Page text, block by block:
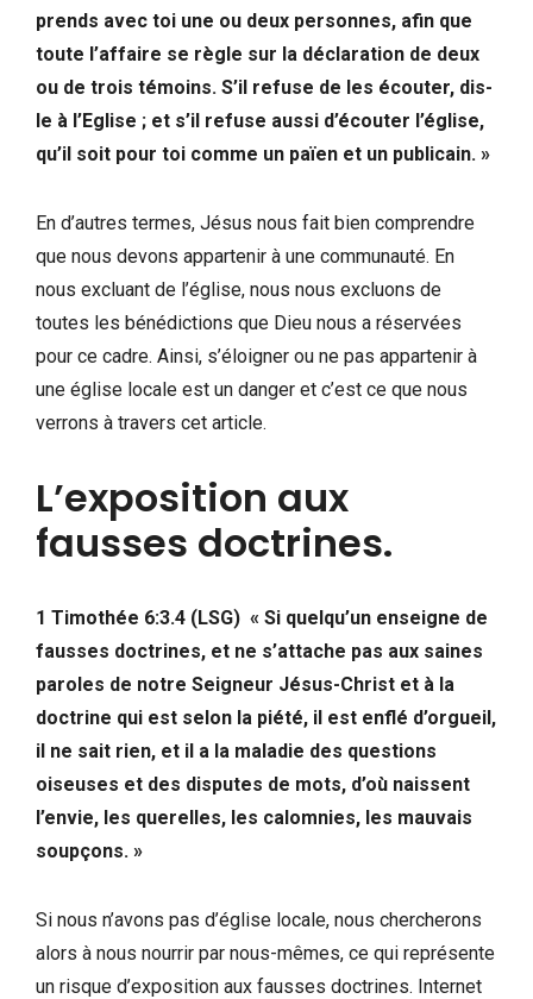
prends avec toi une ou deux personnes, afin que
toute l’affaire se règle sur la déclaration de deux
ou de trois témoins. S’il refuse de les écouter, dis-
le à l’Eglise ; et s’il refuse aussi d’écouter l’église,
qu’il soit pour toi comme un païen et un publicain. »
En d’autres termes, Jésus nous fait bien comprendre
que nous devons appartenir à une communauté. En
nous excluant de l’église, nous nous excluons de
toutes les bénédictions que Dieu nous a réservées
pour ce cadre. Ainsi, s’éloigner ou ne pas appartenir à
une église locale est un danger et c’est ce que nous
verrons à travers cet article.
L’exposition aux
fausses doctrines.
1 Timothée 6:3.4 (LSG) « Si quelqu’un enseigne de
fausses doctrines, et ne s’attache pas aux saines
paroles de notre Seigneur Jésus-Christ et à la
doctrine qui est selon la piété, il est enflé d’orgueil,
il ne sait rien, et il a la maladie des questions
oiseuses et des disputes de mots, d’où naissent
l’envie, les querelles, les calomnies, les mauvais
soupçons. »
Si nous n’avons pas d’église locale, nous chercherons
alors à nous nourrir par nous-mêmes, ce qui représente
un risque d’exposition aux fausses doctrines. Internet